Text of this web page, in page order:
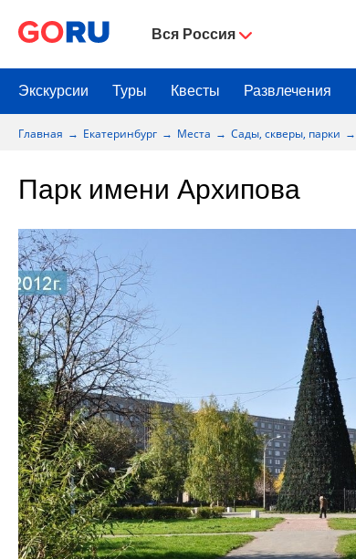
Вся Россия
Экскурсии Туры Квесты Развлечения
Главная Екатеринбург Места Сады, скверы, парки
Парк имени Архипова